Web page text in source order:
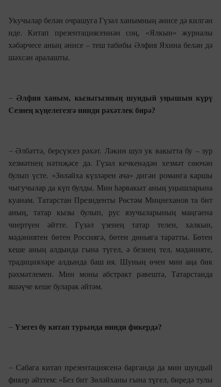
Укучылар белән очрашуга Гүзәл ханымның әнисе дә килгән
иде. Китап презентациясеннән соң, «Ялкын» журналы
хәбәрчесе аның әнисе – теш табибы Әлфия Яхина белән дә
шәхсән аралашты.
–Әлфия ханым, кызыгызның шундый уңышын күрү
Сезнең күңелегезгә нинди рәхәтлек бирә?
– Әлбәттә, берсүзсез рәхәт. Ләкин шул ук вакытта бу – зур
хезмәтнең нәтиҗәсе дә. Гүзәл кечкенәдән хезмәт сөючән
булып үсте. «Зөләйха күзләрен ача» дигән романга каршы
чыгучылар да күп булды. Мин һәрвакыт аның уңышларына
куанам. Татарстан Президенты Рөстәм Миңнеханов та бит
аның, татар кызы булып, рус язучыларының маңгаена
чиертүен
әйтте. Гүзәл үзенең татар телен, халкын,
мәдәниятен бөтен Россиягә, бөтен дөньяга таратты. Бөтен
кеше аның алдында гына түгел, ә безнең тел, мәдәнияте,
традицияләре алдында баш ия. Шуның өчен мин аңа бик
рәхмәтлемен. Мин моны абстракт рәвештә, Татарстанда
яшәүче кеше буларак әйтәм.
– Үзегез бу китап турында нинди фикердә?
– Сабага китап презентациясенә барганда да мин шундый
фикер әйттем: «Без бит Зөләйханы гына түгел, биредә тулы